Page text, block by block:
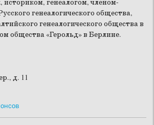
историком, генеалогом, членом-
генеалогического общества,
генеалогического общества в
общества «Герольд» в Берлине.
д. 11